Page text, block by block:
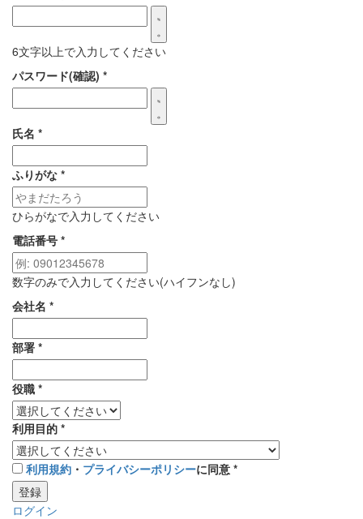
6文字以上で入力してください
パスワード(確認) *
氏名 *
ふりがな *
ひらがなで入力してください
電話番号 *
数字のみで入力してください(ハイフンなし)
会社名 *
部署 *
役職 *
利用目的 *
利用規約 ・ プライバシーポリシーに同意 *
登録
ログイン